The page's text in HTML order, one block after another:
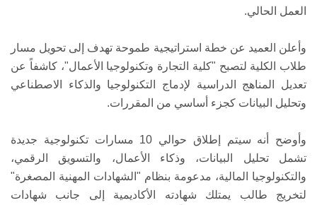
العمل الحالي.
وأعلن العميد عن خطة استراتيجية طموحة تهدف إلى تحويل مسار
طلاب الكلية لتصبح "كلية التجارة وتكنولوجيا الأعمال"، كاشفاً عن
تعديل المناهج الدراسية لإدماج التكنولوجيا والذكاء الاصطناعي
وتحليل البيانات كجزء أساسي من المقررات.
وأوضح أنه سيتم إطلاق حوالي 10 مسارات تكنولوجية جديدة
تشمل تحليل البيانات، وذكاء الأعمال، والتسويق الرقمي،
والتكنولوجيا المالية، مدعومة بنظام "الشهادات المهنية المصغرة"
لتخريج طالب يمتلك شهادته الأكاديمية إلى جانب شهادات